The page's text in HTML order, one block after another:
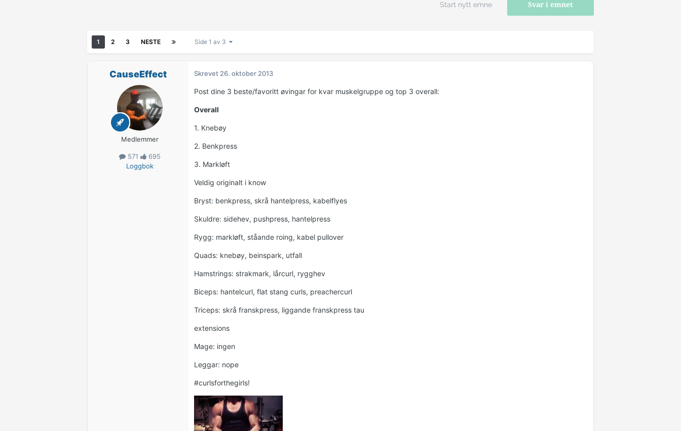
Svar i emnet
Start nytt emne
1 2 3 NESTE Side 1 av 3
CauseEffect
Medlemmer
571
695
Loggbok
Skrevet 26. oktober 2013
Post dine 3 beste/favoritt øvingar for kvar muskelgruppe og top 3 overall:
Overall
1. Knebøy
2. Benkpress
3. Markløft
Veldig originalt i know
Bryst: benkpress, skrå hantelpress, kabelflyes
Skuldre: sidehev, pushpress, hantelpress
Rygg: markløft, ståande roing, kabel pullover
Quads: knebøy, beinspark, utfall
Hamstrings: strakmark, lårcurl, rygghev
Biceps: hantelcurl, flat stang curls, preachercurl
Triceps: skrå franskpress, liggande franskpress tau
extensions
Mage: ingen
Leggar: nope
#curlsforthegirls!